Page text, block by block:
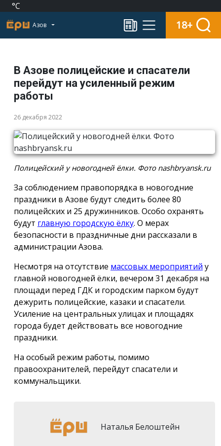
°C
Азов 18+
В Азове полицейские и спасатели
перейдут на усиленный режим
работы
26 декабря 2022
Полицейский у новогодней ёлки. Фото nashbryansk.ru
За соблюдением правопорядка в новогодние
праздники в Азове будут следить более 80
полицейских и 25 дружинников. Особо охранять
будут главную городскую ёлку. О мерах
безопасности в праздничные дни рассказали в
администрации Азова.
Несмотря на отсутствие массовых мероприятий у
главной новогодней ёлки, вечером 31 декабря на
площади перед ГДК и городским парком будут
дежурить полицейские, казаки и спасатели.
Усиление на центральных улицах и площадях
города будет действовать все новогодние
праздники.
На особый режим работы, помимо
правоохранителей, перейдут спасатели и
коммунальщики.
Наталья Белоштейн